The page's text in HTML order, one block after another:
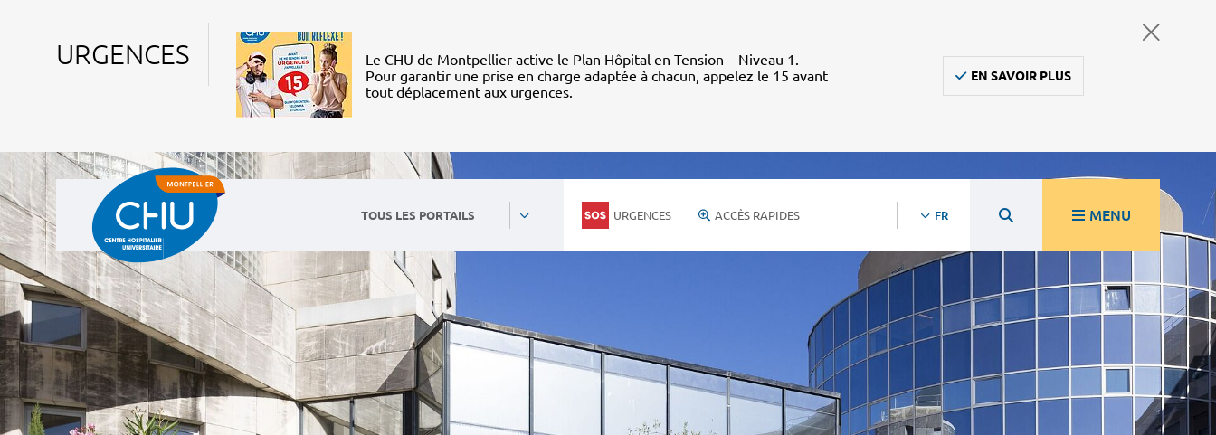
URGENCES
Le CHU de Montpellier active le Plan Hôpital en Tension – Niveau 1.
Pour garantir une prise en charge adaptée à chacun, appelez le 15 avant
tout déplacement aux urgences.
EN SAVOIR PLUS
TOUS LES PORTAILS URGENCES ACCÈS RAPIDES FR MENU